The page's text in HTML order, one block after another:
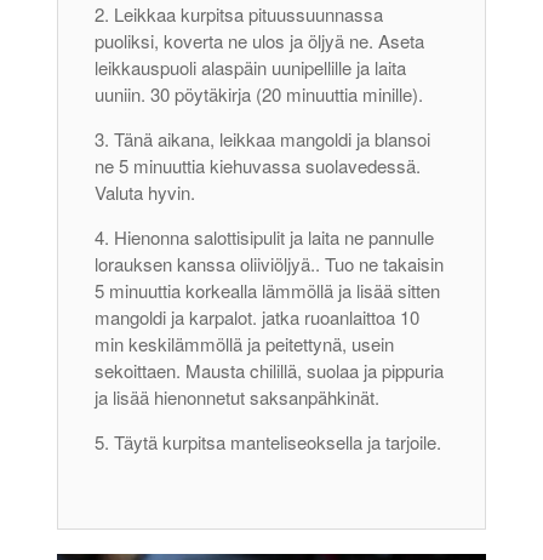
Leikkaa kurpitsa pituussuunnassa
puoliksi, koverta ne ulos ja öljyä ne. Aseta
leikkauspuoli alaspäin uunipellille ja laita
uuniin. 30 pöytäkirja (20 minuuttia minille).
Tänä aikana, leikkaa mangoldi ja blansoi
ne 5 minuuttia kiehuvassa suolavedessä.
Valuta hyvin.
Hienonna salottisipulit ja laita ne pannulle
lorauksen kanssa oliiviöljyä.. Tuo ne takaisin
5 minuuttia korkealla lämmöllä ja lisää sitten
mangoldi ja karpalot. jatka ruoanlaittoa 10
min keskilämmöllä ja peitettynä, usein
sekoittaen. Mausta chilillä, suolaa ja pippuria
ja lisää hienonnetut saksanpähkinät.
Täytä kurpitsa manteliseoksella ja tarjoile.